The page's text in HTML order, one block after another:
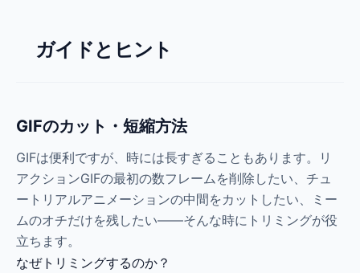
ガイドとヒント
GIFのカット・短縮方法
GIFは便利ですが、時には長すぎることもあります。リ
アクションGIFの最初の数フレームを削除したい、チュ
ートリアルアニメーションの中間をカットしたい、ミー
ムのオチだけを残したい——そんな時にトリミングが役
立ちます。
なぜトリミングするのか？